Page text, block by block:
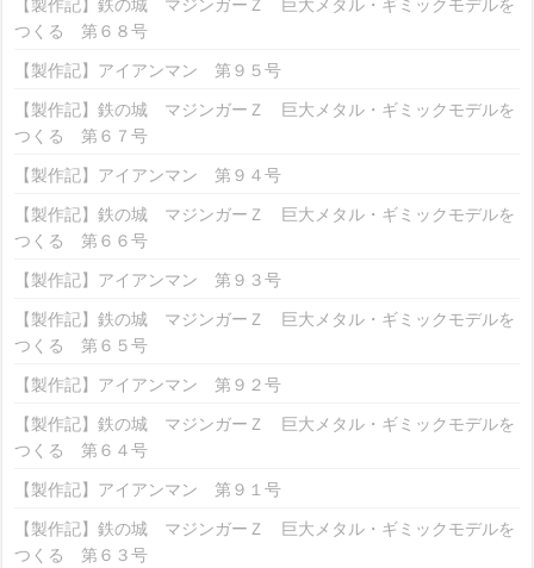
【製作記】鉄の城 マジンガーＺ 巨大メタル・ギミックモデルを
つくる 第６８号
【製作記】アイアンマン 第９５号
【製作記】鉄の城 マジンガーＺ 巨大メタル・ギミックモデルを
つくる 第６７号
【製作記】アイアンマン 第９４号
【製作記】鉄の城 マジンガーＺ 巨大メタル・ギミックモデルを
つくる 第６６号
【製作記】アイアンマン 第９３号
【製作記】鉄の城 マジンガーＺ 巨大メタル・ギミックモデルを
つくる 第６５号
【製作記】アイアンマン 第９２号
【製作記】鉄の城 マジンガーＺ 巨大メタル・ギミックモデルを
つくる 第６４号
【製作記】アイアンマン 第９１号
【製作記】鉄の城 マジンガーＺ 巨大メタル・ギミックモデルを
つくる 第６３号